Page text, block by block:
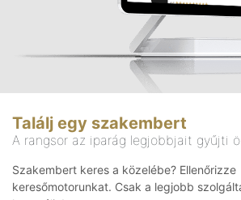
Találj egy szakembert
A rangsor az iparág legjobbjait gyűjti
Szakembert keres a közelébe? Ellenőrizze
keresőmotorunkat. Csak a legjobb